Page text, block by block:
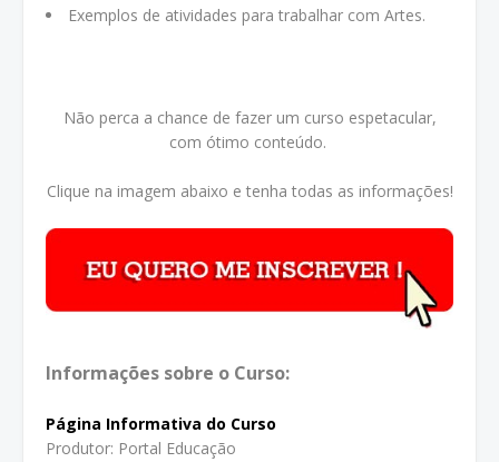
Exemplos de atividades para trabalhar com Artes.
Não perca a chance de fazer um curso espetacular,
com ótimo conteúdo.
Clique na imagem abaixo e tenha todas as informações!
Informações sobre o Curso:
Página Informativa do Curso
Produtor: Portal Educação